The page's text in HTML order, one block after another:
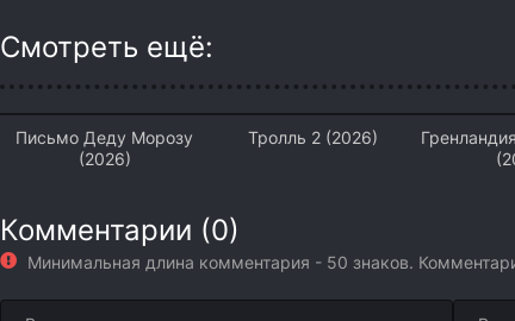
Смотреть ещё:
Письмо Деду Морозу
(2026)
Тролль 2 (2026)
Комментарии (0)
Минимальная длина комментария - 50 знаков.